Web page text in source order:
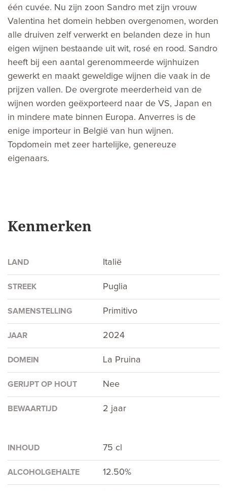
één cuvée. Nu zijn zoon Sandro met zijn vrouw
Valentina het domein hebben overgenomen, worden
alle druiven zelf verwerkt en belanden deze in hun
eigen wijnen bestaande uit wit, rosé en rood. Sandro
heeft bij een aantal gerenommeerde wijnhuizen
gewerkt en maakt geweldige wijnen die vaak in de
prijzen vallen. De overgrote meerderheid van de
wijnen worden geëxporteerd naar de VS, Japan en
in mindere mate binnen Europa. Anverres is de
enige importeur in België van hun wijnen.
Topdomein met zeer hartelijke, genereuze
eigenaars.
Kenmerken
LAND Italië
STREEK Puglia
SAMENSTELLING Primitivo
JAAR 2024
DOMEIN La Pruina
GERIJPT OP HOUT Nee
BEWAARTIJD 2 jaar
INHOUD 75 cl
ALCOHOLGEHALTE 12.50%